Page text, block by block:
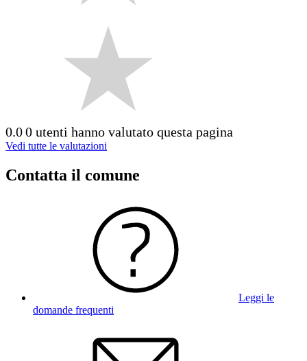
0.00 utenti hanno valutato questa pagina
Vedi tutte le valutazioni
Contatta il comune
Leggi le
domande frequenti